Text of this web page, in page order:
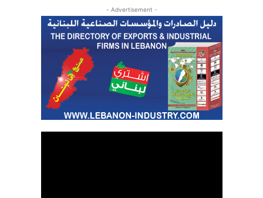
- Advertisement -